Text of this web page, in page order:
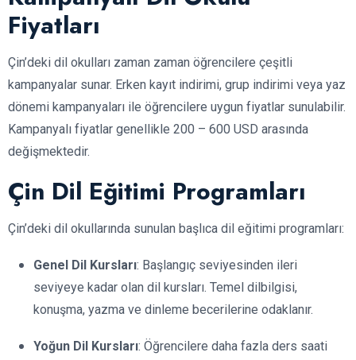
Fiyatları
Çin’deki dil okulları zaman zaman öğrencilere çeşitli
kampanyalar sunar. Erken kayıt indirimi, grup indirimi veya yaz
dönemi kampanyaları ile öğrencilere uygun fiyatlar sunulabilir.
Kampanyalı fiyatlar genellikle 200 – 600 USD arasında
değişmektedir.
Çin Dil Eğitimi Programları
Çin’deki dil okullarında sunulan başlıca dil eğitimi programları:
Genel Dil Kursları: Başlangıç seviyesinden ileri
seviyeye kadar olan dil kursları. Temel dilbilgisi,
konuşma, yazma ve dinleme becerilerine odaklanır.
Yoğun Dil Kursları: Öğrencilere daha fazla ders saati